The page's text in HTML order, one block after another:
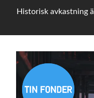
Historisk avkastning